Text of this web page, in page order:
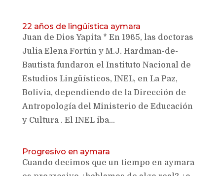
22 años de lingüística aymara
Juan de Dios Yapita * En 1965, las doctoras
Julia Elena Fortún y M.J. Hardman-de-
Bautista fundaron el Instituto Nacional de
Estudios Lingüísticos, INEL, en La Paz,
Bolivia, dependiendo de la Dirección de
Antropología del Ministerio de Educación
y Cultura . El INEL iba...
Progresivo en aymara
Cuando decimos que un tiempo en aymara